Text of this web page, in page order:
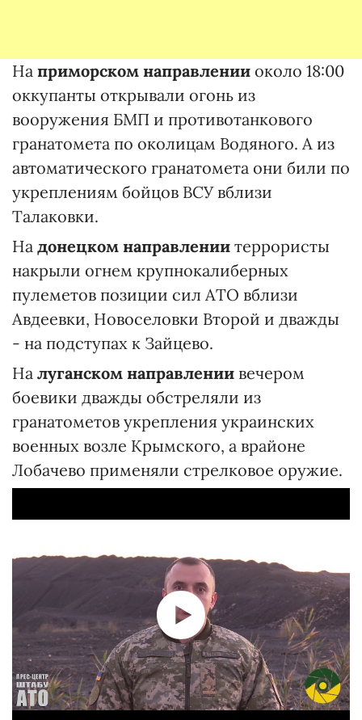
На приморском направлении около 18:00
оккупанты открывали огонь из
вооружения БМП и противотанкового
гранатомета по околицам Водяного. А из
автоматического гранатомета они били по
укреплениям бойцов ВСУ вблизи
Талаковки.
На донецком направлении террористы
накрыли огнем крупнокалиберных
пулеметов позиции сил АТО вблизи
Авдеевки, Новоселовки Второй и дважды
- на подступах к Зайцево.
На луганском направлении вечером
боевики дважды обстреляли из
гранатометов укрепления украинских
военных возле Крымского, а врайоне
Лобачево применяли стрелковое оружие.